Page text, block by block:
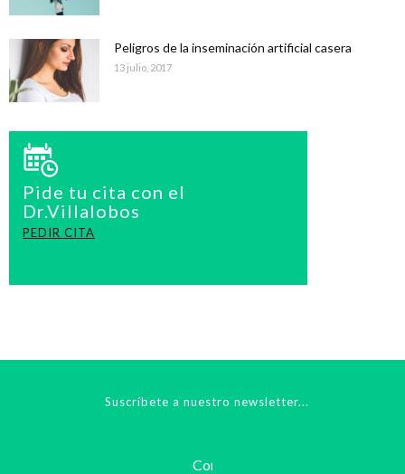
Peligros de la inseminación artificial casera
13 julio, 2017
Pide tu cita con el
Dr.Villalobos
PEDIR CITA
Suscríbete a nuestro newsletter...